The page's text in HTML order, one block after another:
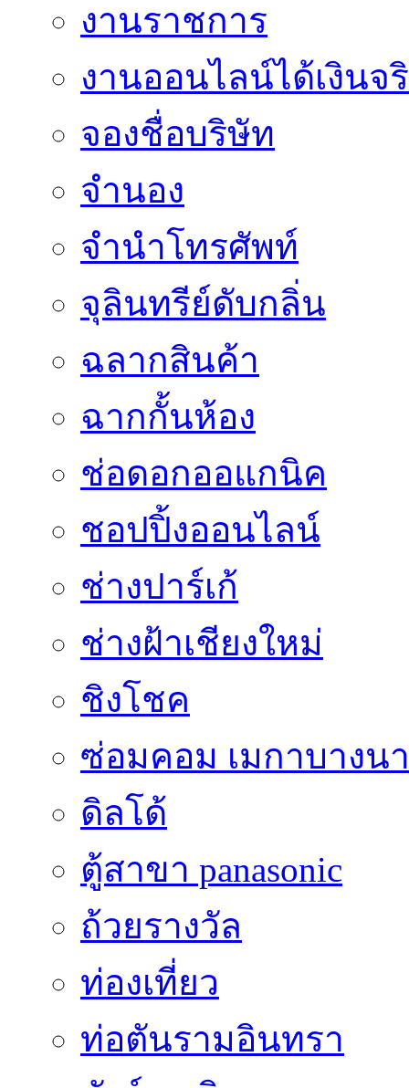
งานราชการ
งานออนไลน์ได้เงินจ
จองชื่อบริษัท
จำนอง
จำนำโทรศัพท์
จุลินทรีย์ดับกลิ่น
ฉลากสินค้า
ฉากกั้นห้อง
ช่อดอกออแกนิค
ชอปปิ้งออนไลน์
ช่างปาร์เก้
ช่างฝ้าเชียงใหม่
ชิงโชค
ซ่อมคอม เมกาบางนา
ดิลโด้
ตู้สาขา panasonic
ถ้วยรางวัล
ท่องเที่ยว
ท่อตันรามอินทรา